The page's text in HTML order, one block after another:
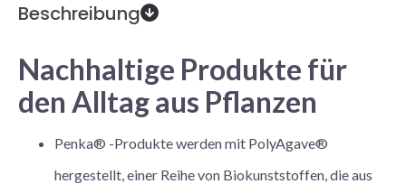
Beschreibung
Nachhaltige Produkte für
den Alltag aus Pflanzen
Penka® -Produkte werden mit PolyAgave®
hergestellt, einer Reihe von Biokunststoffen, die aus